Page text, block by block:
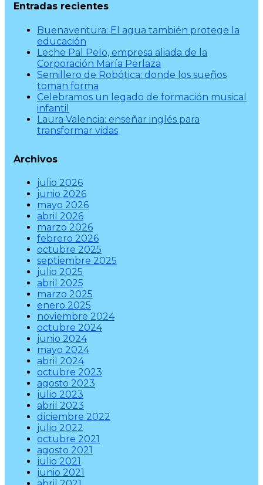
Entradas recientes
Buenaventura: El agua también protege la
educación
Leche Pal Pelo, empresa aliada de la
Corporación María Perlaza
Semillero de Robótica: donde los sueños
toman forma
Celebramos un legado de formación musical
infantil
Laura Valencia: enseñar inglés para
transformar vidas
Archivos
julio 2026
junio 2026
mayo 2026
abril 2026
marzo 2026
febrero 2026
octubre 2025
septiembre 2025
julio 2025
abril 2025
marzo 2025
enero 2025
noviembre 2024
octubre 2024
junio 2024
mayo 2024
abril 2024
octubre 2023
agosto 2023
julio 2023
abril 2023
diciembre 2022
julio 2022
octubre 2021
agosto 2021
julio 2021
junio 2021